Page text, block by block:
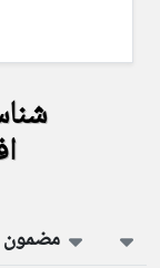
مضمون